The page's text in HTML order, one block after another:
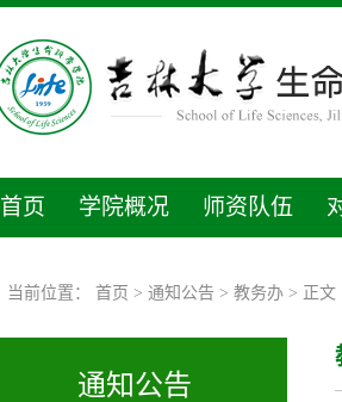
首页 学院概况 师资队伍
当前位置： 首页 > 通知公告 > 教务办> 正文
通知公告